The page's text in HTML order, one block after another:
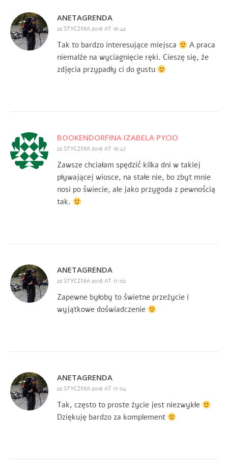
ANETAGRENDA
22 STYCZNIA 2018 AT 16:42
Tak to bardzo interesujące miejsca
A praca
niemalże na wyciagnięcie ręki. Cieszę się, że
zdjęcia przypadły ci do gustu
BOOKENDORFINA IZABELA PYCIO
22 STYCZNIA 2018 AT 16:47
Zawsze chciałam spędzić kilka dni w takiej
pływającej wiosce, na stałe nie, bo zbyt mnie
nosi po świecie, ale jako przygoda z pewnością
tak.
ANETAGRENDA
22 STYCZNIA 2018 AT 17:02
Zapewne byłoby to świetne przeżycie i
wyjątkowe doświadczenie
ANETAGRENDA
22 STYCZNIA 2018 AT 17:04
Tak, często to proste życie jest niezwykłe
Dziękuję bardzo za komplement